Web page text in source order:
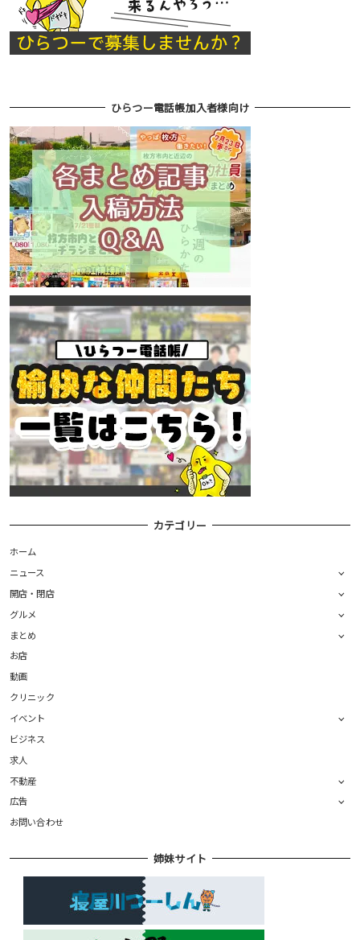
ひらつー電話帳加入者様向け
カテゴリー
ホーム
ニュース
開店・閉店
グルメ
まとめ
お店
動画
クリニック
イベント
ビジネス
求人
不動産
広告
お問い合わせ
姉妹サイト